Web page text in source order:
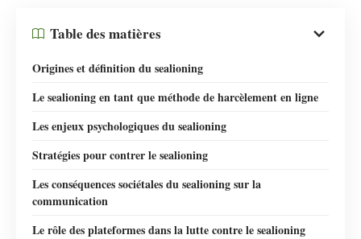
Table des matières
Origines et définition du sealioning
Le sealioning en tant que méthode de harcèlement en ligne
Les enjeux psychologiques du sealioning
Stratégies pour contrer le sealioning
Les conséquences sociétales du sealioning sur la
communication
Le rôle des plateformes dans la lutte contre le sealioning